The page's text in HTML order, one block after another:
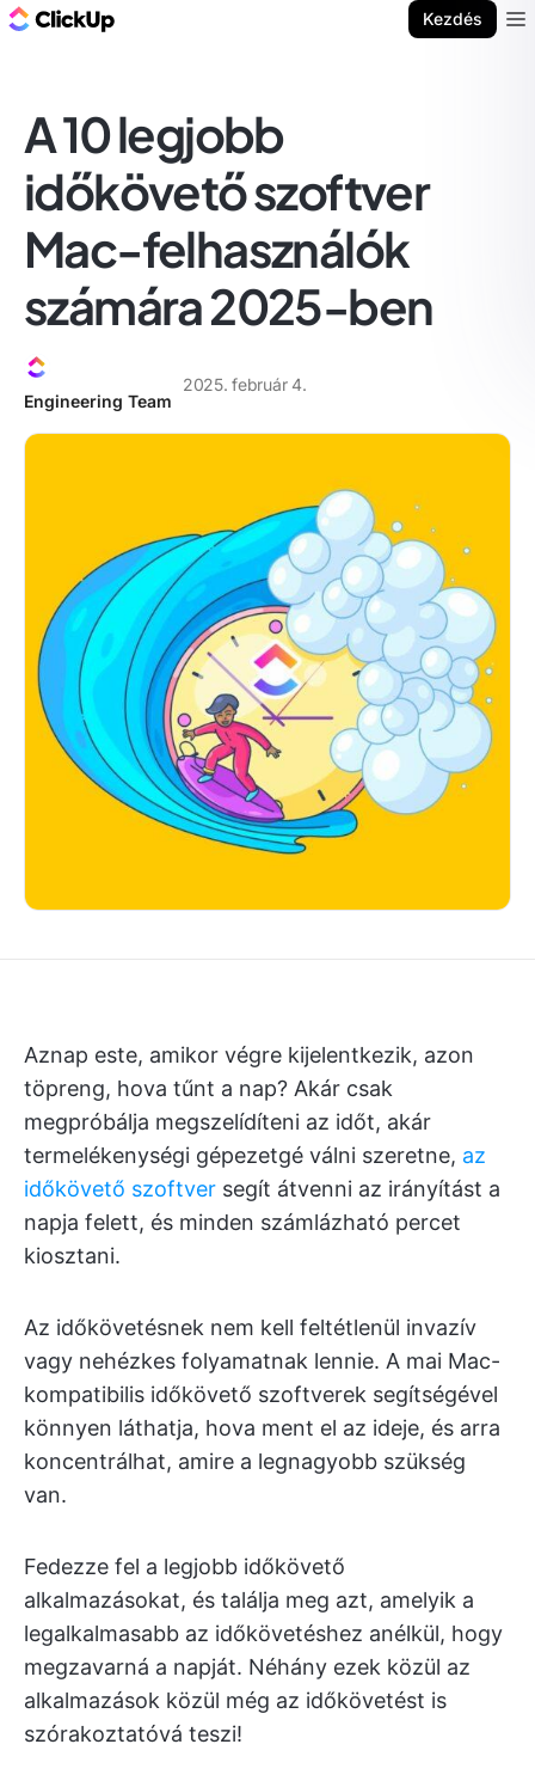
Kezdés
A 10 legjobb
időkövető szoftver
Mac-felhasználók
számára 2025-ben
Engineering Team
2025. február 4.
Aznap este, amikor végre kijelentkezik, azon
töpreng, hova tűnt a nap? Akár csak
megpróbálja megszelídíteni az időt, akár
termelékenységi gépezetgé válni szeretne, az
időkövető szoftver segít átvenni az irányítást a
napja felett, és minden számlázható percet
kiosztani.
Az időkövetésnek nem kell feltétlenül invazív
vagy nehézkes folyamatnak lennie. A mai Mac-
kompatibilis időkövető szoftverek segítségével
könnyen láthatja, hova ment el az ideje, és arra
koncentrálhat, amire a legnagyobb szükség
van.
Fedezze fel a legjobb időkövető
alkalmazásokat, és találja meg azt, amelyik a
legalkalmasabb az időkövetéshez anélkül, hogy
megzavarná a napját. Néhány ezek közül az
alkalmazások közül még az időkövetést is
szórakoztatóvá teszi!